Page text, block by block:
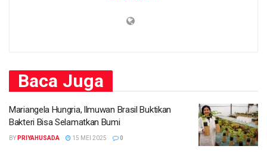
Baca Juga
Mariangela Hungria, llmuwan Brasil Buktikan
Bakteri Bisa Selamatkan Bumi
BY PRIYAHUSADA 15 MEI 2025 0